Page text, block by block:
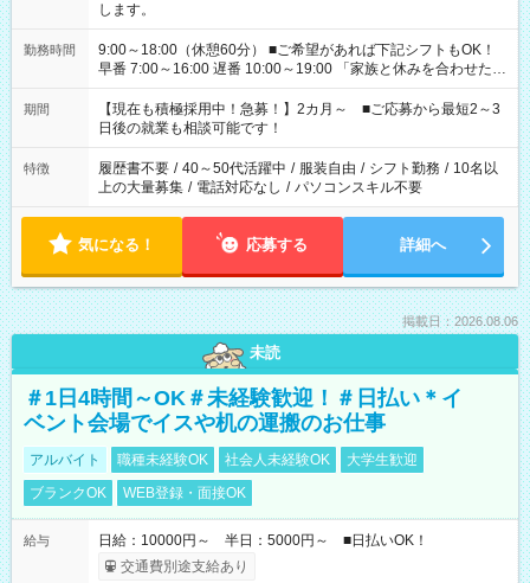
します。
勤務時間
9:00～18:00（休憩60分） ■ご希望があれば下記シフトもOK！
早番 7:00～16:00 遅番 10:00～19:00 「家族と休みを合わせた
い」 「余裕を持って夕飯の準備がしたい」 「できれば残業はし
たくない」 など、ご希望を教えてくださいね。 ※Wワーク希望
の方へ 今ご覧のお仕事で希望する勤務時間と、もう1つのお仕事
の勤務時間。 合計で週40時間を超える場合は応募できません。
期間
【現在も積極採用中！急募！】2カ月～ ■ご応募から最短2～3
日後の就業も相談可能です！
特徴 履歴書不要 / 40～50代活躍中 / 服装自由 / シフト勤務 / 10名以
上の大量募集 / 電話対応なし / パソコンスキル不要
気になる！ 応募する 詳細へ
掲載日：2026.08.06
未読
＃1日4時間～OK＃未経験歓迎！＃日払い＊イ
ベント会場でイスや机の運搬のお仕事
アルバイト 職種未経験OK 社会人未経験OK
大学生歓迎
ブランクOK
WEB登録・面接OK
給与
日給：10000円～ 半日：5000円～ ■日払いOK！
交通費別途支給あり